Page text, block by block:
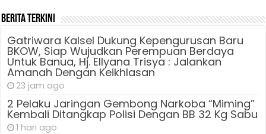
Berita Terkini
Gatriwara Kalsel Dukung Kepengurusan Baru
BKOW, Siap Wujudkan Perempuan Berdaya
Untuk Banua, Hj. Ellyana Trisya : Jalankan
Amanah Dengan Keikhlasan
23 jam ago
2 Pelaku Jaringan Gembong Narkoba “Miming”
Kembali Ditangkap Polisi Dengan BB 32 Kg Sabu
1 hari ago